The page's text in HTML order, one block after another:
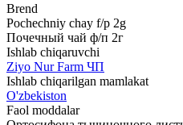
Brend
Pochechniy chay f/p 2g
Почечный чай ф/п 2г
Ishlab chiqaruvchi
Ziyo Nur Farm ЧП
Ishlab chiqarilgan mamlakat
O'zbekiston
Faol moddalar